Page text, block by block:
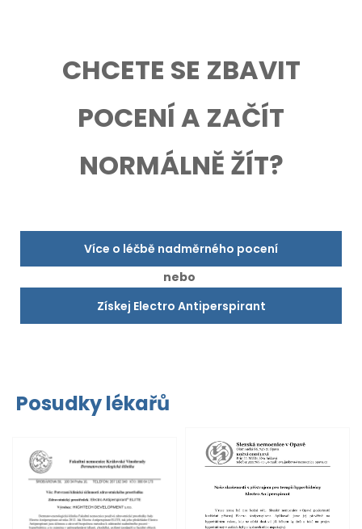
CHCETE SE ZBAVIT
POCENÍ A ZAČÍT
NORMÁLNĚ ŽÍT?
Více o léčbě nadměrného pocení
nebo
Získej Electro Antiperspirant
Posudky lékařů